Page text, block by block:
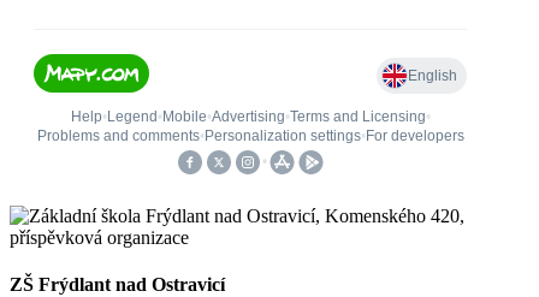
ZŠ Frýdlant nad Ostravicí